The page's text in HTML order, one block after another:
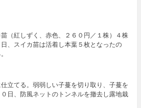
（紅しずく、赤色、２６０円／１株）４株
、スイカ苗は活着し本葉５枚となったの
立てる。弱弱しい子蔓を切り取り、子蔓を
日、防風ネットのトンネルを撤去し露地栽